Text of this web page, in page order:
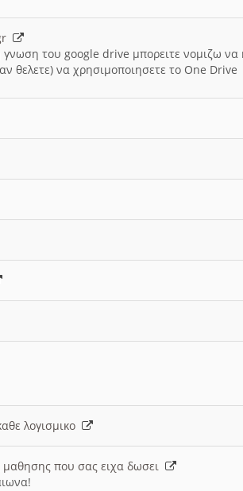
του google drive μπορειτε νομιζω να
θελετε) να χρησιμοποιησετε το One Drive
λογισμικο
μαθησης που σας ειχα δωσει